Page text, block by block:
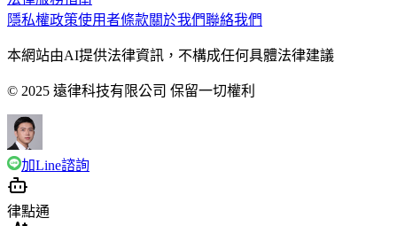
隱私權政策使用者條款關於我們聯絡我們
本網站由AI提供法律資訊，不構成任何具體法律建議
© 2025 遠律科技有限公司 保留一切權利
加Line諮詢
律點通